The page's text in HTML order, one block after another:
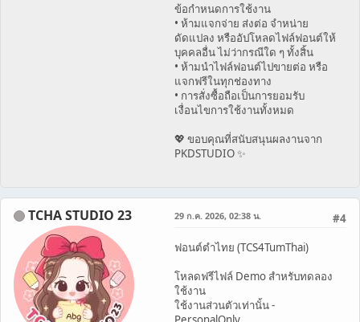
ข้อกำหนดการใช้งาน
• ห้ามแจกจ่าย ส่งต่อ จำหน่าย
ดัดแปลง หรืออัปโหลดไฟล์ฟอนต์ให้
บุคคลอื่น ไม่ว่ากรณีใด ๆ ทั้งสิ้น
• ห้ามนำไฟล์ฟอนต์ไปขายต่อ หรือ
แจกฟรีในทุกช่องทาง
• การสั่งซื้อถือเป็นการยอมรับ
เงื่อนไขการใช้งานทั้งหมด
💖 ขอบคุณที่สนับสนุนผลงานจาก
PKDSTUDIO ✨
TCHA STUDIO 23 #4
29 ก.ค. 2026, 02:38 น.
ฟอนต์ตำไทย (TCS4TumThai)
โหลดฟรีไฟล์ Demo สำหรับทดลอง
ใช้งาน
ใช้งานส่วนตัวเท่านั้น -